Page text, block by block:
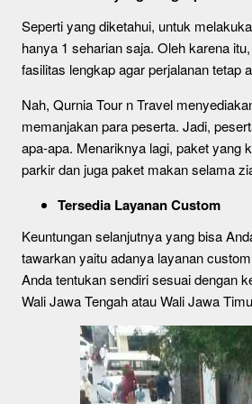
Seperti yang diketahui, untuk
hanya 1 seharian saja. Oleh karena
fasilitas lengkap agar perjalanan tetap
Nah, Qurnia Tour n Travel
memanjakan para peserta. Jadi,
apa-apa. Menariknya lagi, paket yang
parkir dan juga paket makan selama
Tersedia Layanan Custom
Keuntungan selanjutnya yang bisa
tawarkan yaitu adanya layanan
Anda tentukan sendiri sesuai dengan
Wali Jawa Tengah atau Wali Jawa